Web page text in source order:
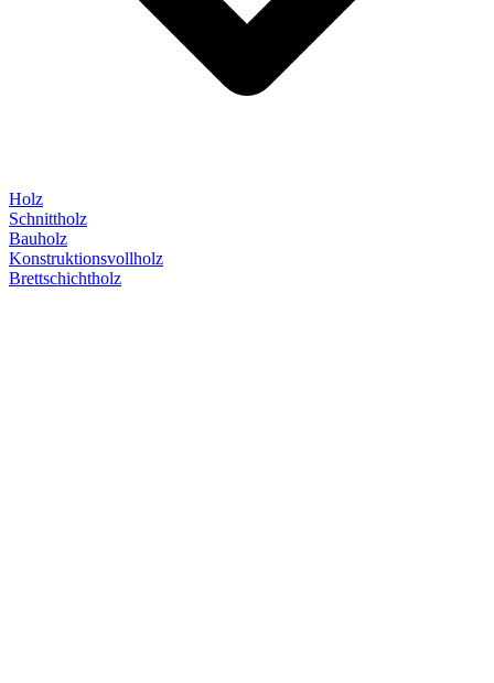
Holz
Schnittholz
Bauholz
Konstruktionsvollholz
Brettschichtholz